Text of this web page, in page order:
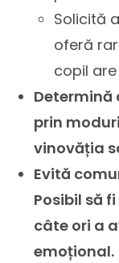
Solicită
oferă
copil
prin
vinovăția
Evită
Posibil să
câte ori a
emoțional.